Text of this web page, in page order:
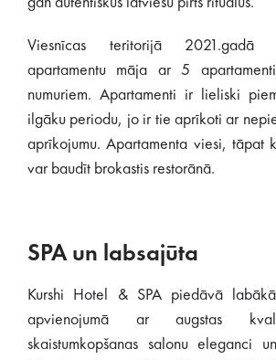
Viesnīcas teritorijā 2021.gadā
apartamentu māja ar 5
numuriem. Apartamenti ir lieliski
ilgāku periodu, jo ir tie aprīkoti ar
aprīkojumu. Apartamenta viesi, tāpat
var baudīt brokastis restorānā.
SPA un labsajūta
Kurshi Hotel & SPA piedāvā
apvienojumā ar augstas
skaistumkopšanas salonu eleganci